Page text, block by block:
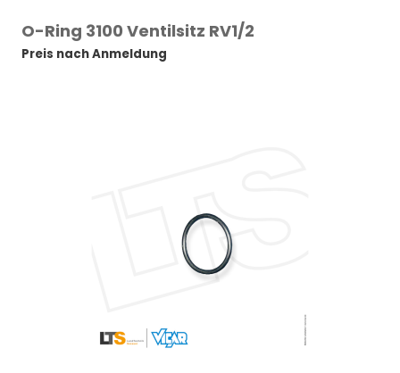
O-Ring 3100 Ventilsitz RV1/2
Preis nach Anmeldung